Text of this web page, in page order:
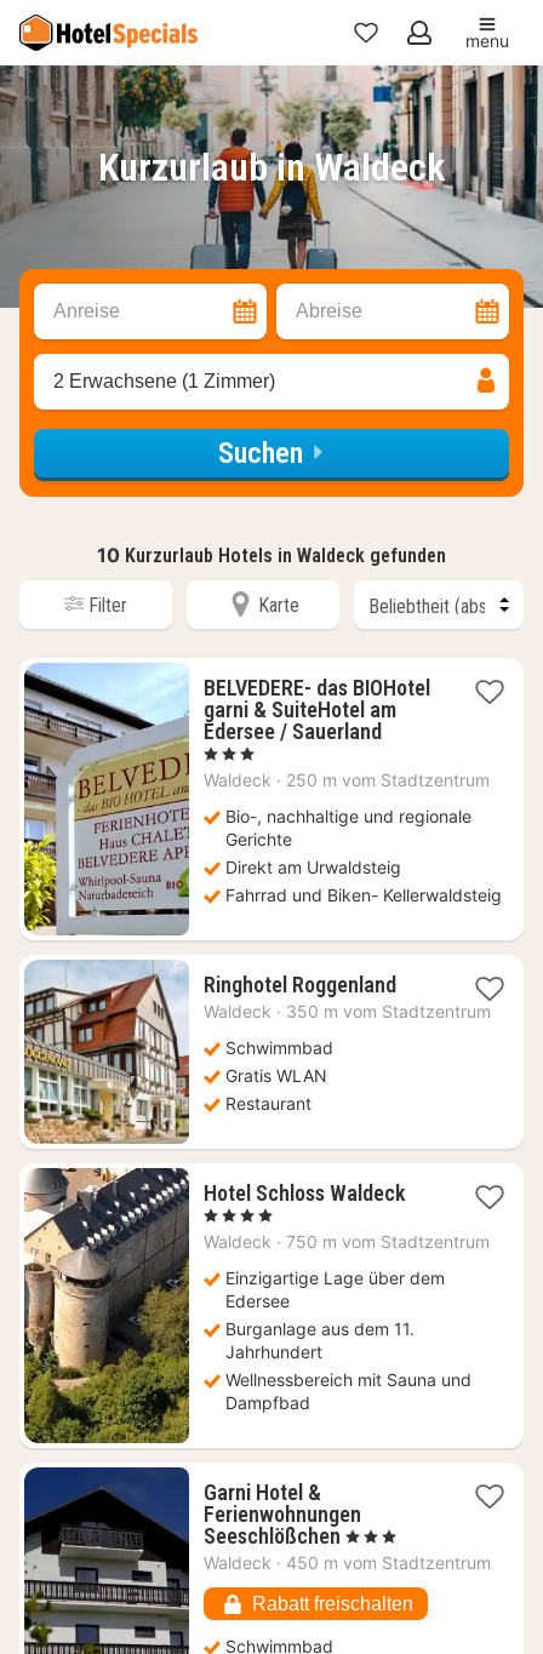
Meine
Favoriten
menu
Kurzurlaub in Waldeck
Anreise Abreise
2 Erwachsene (1 Zimmer)
Suchen
10 Kurzurlaub Hotels in Waldeck gefunden
Filter Karte
BELVEDERE- das BIOHotel
garni & SuiteHotel am
Edersee / Sauerland2
ab
€
, 3 Sterne
Waldeck · 250 m vom Stadtzentrum
Bio-, nachhaltige und regionale
Gerichte
Direkt am Urwaldsteig
Fahrrad und Biken- Kellerwaldsteig
Ringhotel Roggenland1
Nacht
Waldeck · 350 m vom Stadtzentrum
Schwimmbad
Gratis WLAN
Restaurant
Hotel Schloss Waldeck1
ab
€
, 4 Sterne
Waldeck · 750 m vom Stadtzentrum
Einzigartige Lage über dem
Edersee
Burganlage aus dem 11.
Jahrhundert
Wellnessbereich mit Sauna und
Dampfbad
Garni Hotel &
Ferienwohnungen
Seeschlößchen 1
Nacht
146,84
€
, 3 Sterne
Waldeck · 450 m vom Stadtzentrum
Rabatt freischalten
Schwimmbad